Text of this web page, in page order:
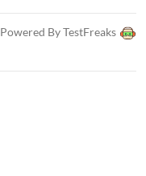
Powered By TestFreaks